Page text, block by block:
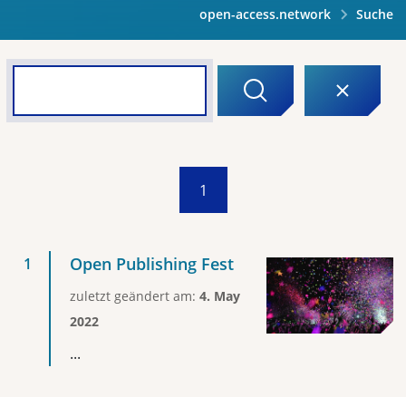
open-access.network Suche
1
Open Publishing Fest
zuletzt geändert am: 4. May
2022
...